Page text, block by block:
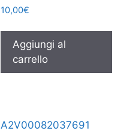
10,00€
Aggiungi al
carrello
A2V00082037691